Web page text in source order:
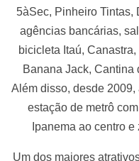
5àSec, Pinheiro Tintas,
agências bancárias,
bicicleta Itaú,
Banana Jack, Cantina
Além disso, desde
estação de metrô
Ipanema ao centro
Um dos maiores